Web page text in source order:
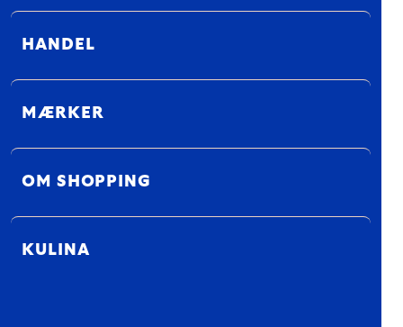
HANDEL
MÆRKER
OM SHOPPING
KULINA